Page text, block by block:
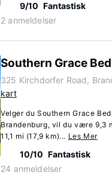
9/10 Fantastisk
2 anmeldelser
Southern Grace
325 Kirchdorfer Road,
kart
Velger du Southern Grace
Brandenburg, vil du være 9,3
11,1 mi (17,9 km)... Les Mer
10/10 Fantastisk
24 anmeldelser